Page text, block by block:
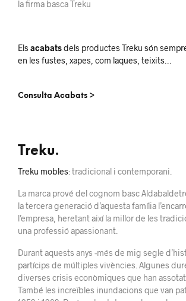
la firma basca Treku
Elsacabatsdels productes Treku són
en les fustes, xapes, com laques, teixits…
Consulta Acabats >
Treku.
Treku mobles: tradicional i contemporani.
La marca prové del cognom basc
la tercera generació d’aquesta família
l’empresa, heretant així la millor de les
una professió apassionant.
Durant aquests anys -més de mig segle
partícips de múltiples vivències. Algunes
diverses crisis econòmiques que han assotat
També les increïbles inundacions que van